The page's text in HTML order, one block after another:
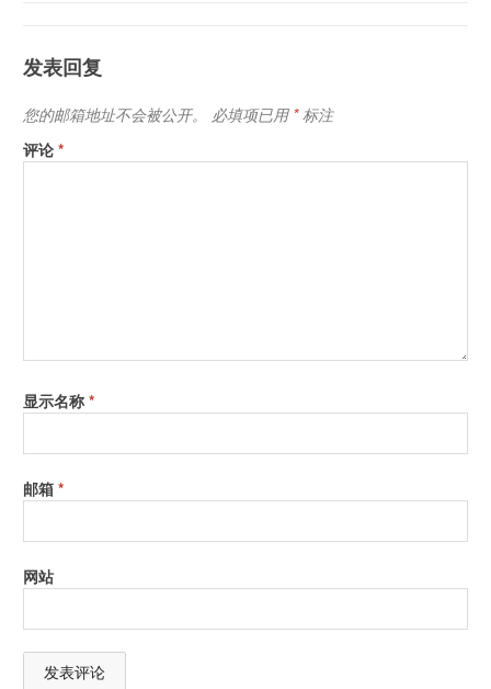
发表回复
您的邮箱地址不会被公开。 必填项已用 *标注
评论*
显示名称*
邮箱*
网站